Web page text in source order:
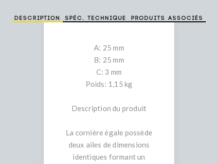
Description Spéc. technique Produits associés
A: 25 mm
B: 25 mm
C: 3 mm
Poids: 1,15 kg
Description du produit
La cornière égale possède
deux ailes de dimensions
identiques formant un